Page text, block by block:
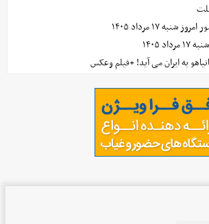
۱۷ مرداد ۱۴۰۵
۱۴۰۵
به ایران می آید! +فیلم وعکس